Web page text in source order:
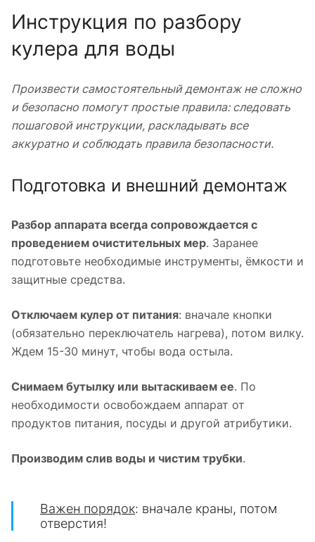
Инструкция по разбору
кулера для воды
Произвести самостоятельный демонтаж не сложно
и безопасно помогут простые правила: следовать
пошаговой инструкции, раскладывать все
аккуратно и соблюдать правила безопасности.
Подготовка и внешний демонтаж
Разбор аппарата всегда сопровождается с
проведением очистительных мер. Заранее
подготовьте необходимые инструменты, ёмкости и
защитные средства.
Отключаем кулер от питания: вначале кнопки
(обязательно переключатель нагрева), потом вилку.
Ждем 15-30 минут, чтобы вода остыла.
Снимаем бутылку или вытаскиваем ее. По
необходимости освобождаем аппарат от
продуктов питания, посуды и другой атрибутики.
Производим слив воды и чистим трубки.
Важен порядок: вначале краны, потом
отверстия!